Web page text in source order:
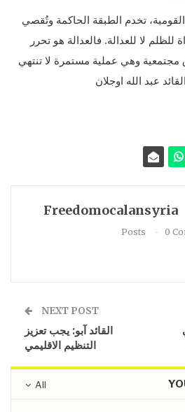
القومية، تخدم الطبقة الحاكمة وتُقصي
للظلم لا للعدالة. فالعدالة هو تحرر
مجتمعية وهي عملية مستمرة لا تنتهي
عبد الله اوجلان
Freedomocalansyria
Posts
0
NEXT POST
القائد آبو: يجب تعزيز
التنظيم الاقليمي
All